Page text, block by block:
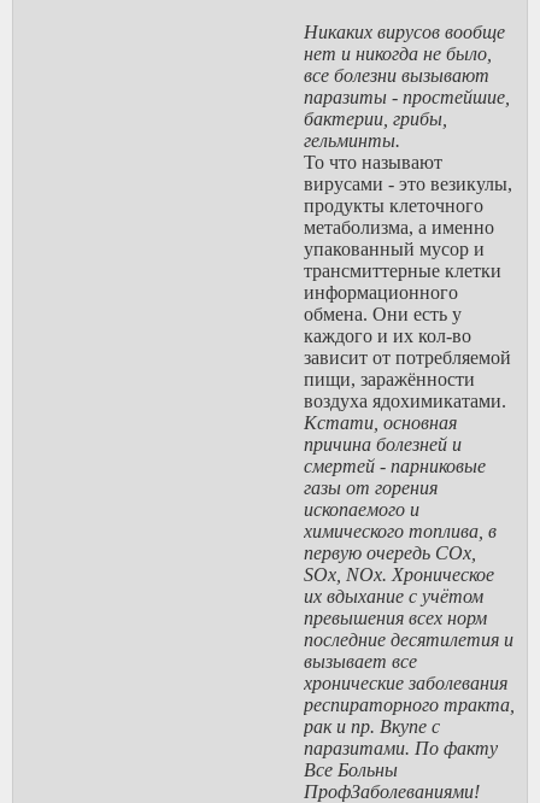
Никаких вирусов вообще
нет и никогда не было,
все болезни вызывают
паразиты - простейшие,
бактерии, грибы,
гельминты.
То что называют
вирусами - это везикулы,
продукты клеточного
метаболизма, а именно
упакованный мусор и
трансмиттерные клетки
информационного
обмена. Они есть у
каждого и их кол-во
зависит от потребляемой
пищи, заражённости
воздуха ядохимикатами.
Кстати, основная
причина болезней и
смертей - парниковые
газы от горения
ископаемого и
химического топлива, в
первую очередь COx,
SOx, NOx. Хроническое
их вдыхание с учётом
превышения всех норм
последние десятилетия и
вызывает все
хронические заболевания
респираторного тракта,
рак и пр. Вкупе с
паразитами. По факту
Все Больны
ПрофЗаболеваниями!